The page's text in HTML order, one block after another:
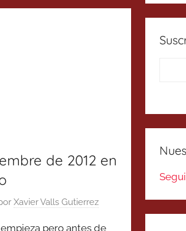
de 2012 en
Xavier Valls Gutierrez
pero antes de